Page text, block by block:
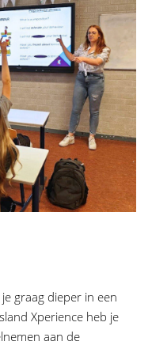
graag dieper in een
Xperience heb je
aan de